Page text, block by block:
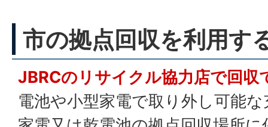
市の拠点回収を利用す
JBRCのリサイクル協力店で回収
電池や小型家電で取り外し可能